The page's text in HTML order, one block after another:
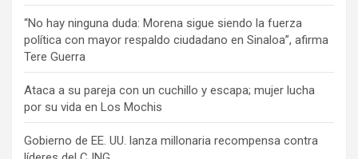
“No hay ninguna duda: Morena sigue siendo la fuerza
política con mayor respaldo ciudadano en Sinaloa”, afirma
Tere Guerra
Ataca a su pareja con un cuchillo y escapa; mujer lucha
por su vida en Los Mochis
Gobierno de EE. UU. lanza millonaria recompensa contra